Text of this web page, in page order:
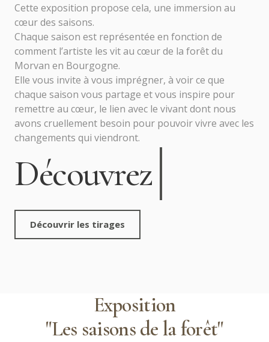
Cette exposition propose cela, une immersion au
cœur des saisons.
Chaque saison est représentée en fonction de
comment l’artiste les vit au cœur de la forêt du
Morvan en Bourgogne.
Elle vous invite à vous imprégner, à voir ce que
chaque saison vous partage et vous inspire pour
remettre au cœur, le lien avec le vivant dont nous
avons cruellement besoin pour pouvoir vivre avec les
changements qui viendront.
Découvrez
Découvrir les tirages
Exposition
"Les saisons de la forêt"